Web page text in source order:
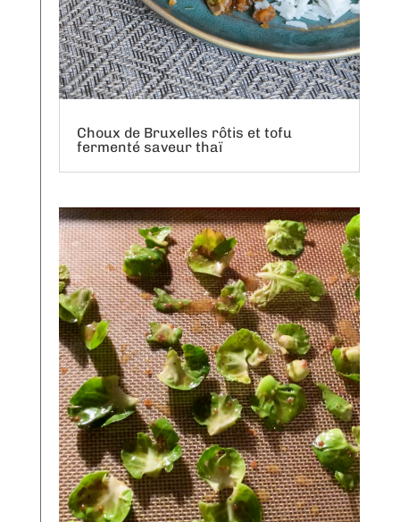
Choux de Bruxelles rôtis et tofu
fermenté saveur thaï